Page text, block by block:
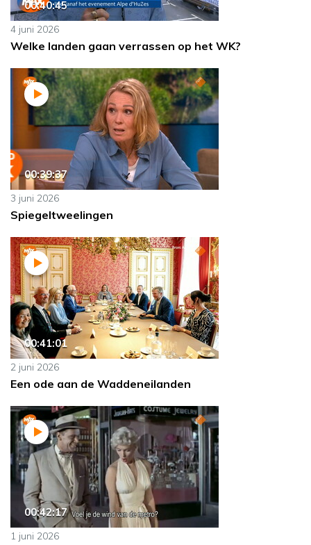
00:40:45
4 juni 2026
Welke landen gaan verrassen op het WK?
00:39:37
3 juni 2026
Spiegeltweelingen
00:41:01
2 juni 2026
Een ode aan de Waddeneilanden
00:42:17
1 juni 2026